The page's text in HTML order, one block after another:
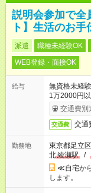
説明会参加で全
ト】生活のお手
派遣 職種未経験OK
WEB登録・面接OK
給与
無資格未経
1万2000円
交通費別
交通費 交通
勤務地
東京都足立区
北綾瀬駅 /
≪自宅か
します。